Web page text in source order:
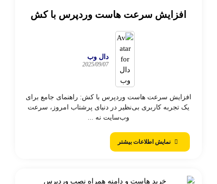
افزایش سرعت هاست وردپرس با کش
دال وب
2025/09/07
افزایش سرعت هاست وردپرس با کش: راهنمای جامع برای
یک تجربه کاربری بی‌نظیر در دنیای پرشتاب امروز، سرعت
وب‌سایت نه ...
نمایش اطلاعات بیشتر